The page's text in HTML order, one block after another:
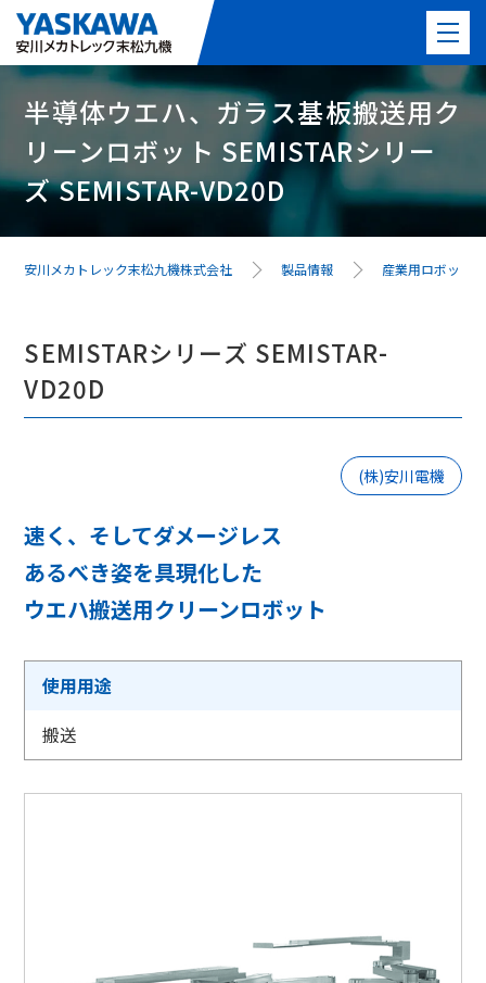
最新情報
製品情報
PICK UP製品
事例紹介
よくある質問
相談窓口
半導体ウエハ、ガラス基板搬送用ク
リーンロボット SEMISTARシリー
ズ SEMISTAR-VD20D
安川メカトレック末松九機株式会社 製品情報 産業用ロボット
SEMISTARシリーズ SEMISTAR-
VD20D
(株)安川電機
速く、そしてダメージレス
あるべき姿を具現化した
ウエハ搬送用クリーンロボット
使用用途
搬送